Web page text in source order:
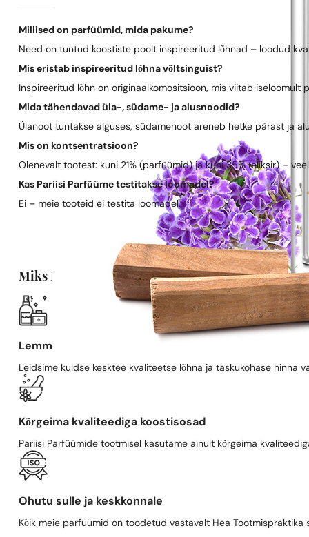
Millised on parfüümid, mida pakume?
Need on tuntud koostiste poolt inspireeritud lõhnad – loodud
Mis eristab inspireeritud lõhna võltsinguist?
Inspireeritud lõhn on originaalkomositsioon, mis viitab
Mida tähendavad üla-, südame- ja alusnoodid?
Ülanoot tuntakse alguses, südamenoot areneb hetke pärast ja
Mis on kontsentratsioon?
Olenevalt tootest: kuni 21% (parfüümid) ja kuni 35% (eliksir) –
Kas Pariisi Parfüüme testitakse loomadel?
Ei – meie tooteid ei testita loomadel.
Miks Pariisi Parfüümid?
Lemmiklõhn, soodsamalt
Leidsime kuldse kesktee kvaliteetse lõhna ja taskukohase hinna
Kõrgeima kvaliteediga koostisosad
Pariisi Parfüümide tootmisel kasutame ainult kõrgeima
Ohutu sulle ja keskkonnale
Kõik meie parfüümid on toodetud vastavalt Hea Tootmispraktika